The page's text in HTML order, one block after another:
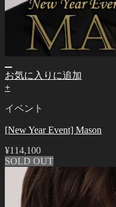
お気に入りに追加
+
イベント
[New Year Event] Mason
¥114,100
SOLD OUT